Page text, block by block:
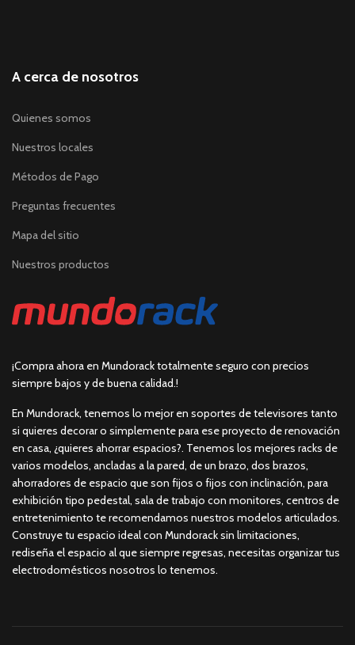
A cerca de nosotros
Quienes somos
Nuestros locales
Métodos de Pago
Preguntas frecuentes
Mapa del sitio
Nuestros productos
¡Compra ahora en Mundorack totalmente seguro con precios
siempre bajos y de buena calidad.!
En Mundorack, tenemos lo mejor en soportes de televisores tanto
si quieres decorar o simplemente para ese proyecto de renovación
en casa, ¿quieres ahorrar espacios?. Tenemos los mejores racks de
varios modelos, ancladas a la pared, de un brazo, dos brazos,
ahorradores de espacio que son fijos o fijos con inclinación, para
exhibición tipo pedestal, sala de trabajo con monitores, centros de
entretenimiento te recomendamos nuestros modelos articulados.
Construye tu espacio ideal con Mundorack sin limitaciones,
rediseña el espacio al que siempre regresas, necesitas organizar tus
electrodomésticos nosotros lo tenemos.